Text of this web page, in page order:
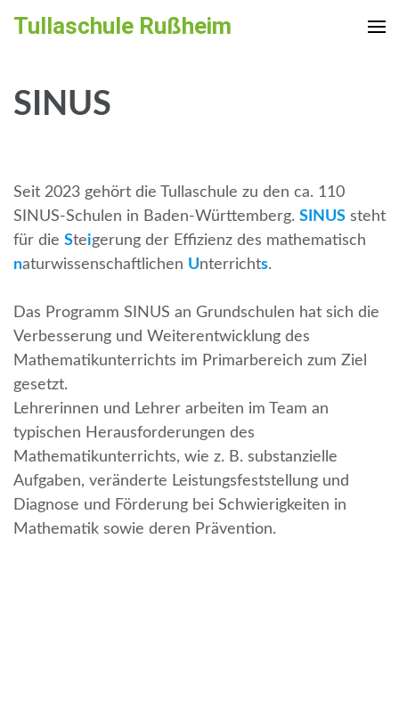
Inhalt
drücken)
Tullaschule Rußheim
SINUS
Seit 2023 gehört die Tullaschule zu den ca. 110
SINUS-Schulen in Baden-Württemberg. SINUS steht
für die Steigerung der Effizienz des mathematisch
naturwissenschaftlichen Unterrichts.
Das Programm SINUS an Grundschulen hat sich die
Verbesserung und Weiterentwicklung des
Mathematikunterrichts im Primarbereich zum Ziel
gesetzt.
Lehrerinnen und Lehrer arbeiten im Team an
typischen Herausforderungen des
Mathematikunterrichts, wie z. B. substanzielle
Aufgaben, veränderte Leistungsfeststellung und
Diagnose und Förderung bei Schwierigkeiten in
Mathematik sowie deren Prävention.